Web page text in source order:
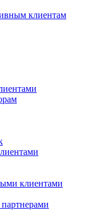
клиентам
клиентами